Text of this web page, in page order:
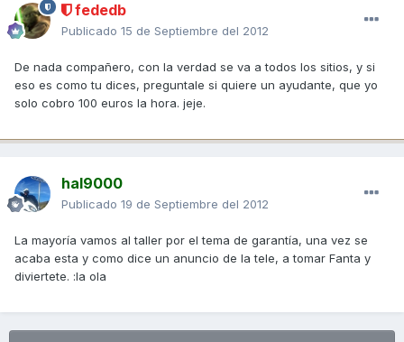
fededb
Publicado 15 de Septiembre del 2012
De nada compañero, con la verdad se va a todos los sitios, y si
eso es como tu dices, preguntale si quiere un ayudante, que yo
solo cobro 100 euros la hora. jeje.
hal9000
Publicado 19 de Septiembre del 2012
La mayoría vamos al taller por el tema de garantía, una vez se
acaba esta y como dice un anuncio de la tele, a tomar Fanta y
diviertete. :la ola